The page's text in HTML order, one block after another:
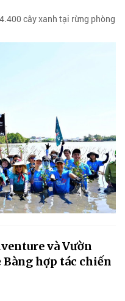
cây xanh tại rừng phòng
và Vườn
Bàng hợp tác chiến